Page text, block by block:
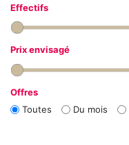
Effectifs
Prix envisagé
Offres
Toutes
Du mois